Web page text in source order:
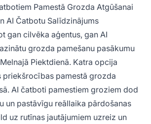
Pamestā Grozda Atgūšanai
AI Čatbotu Salīdzinājums
gan cilvēka aģentus, gan AI
grozda pamešanu pasākumu
Piektdienā. Katra opcija
priekšrocības pamestā grozda
AI čatboti pamestiem groziem dod
un pastāvīgu reāllaika pārdošanas
uz rutīnas jautājumiem uzreiz un